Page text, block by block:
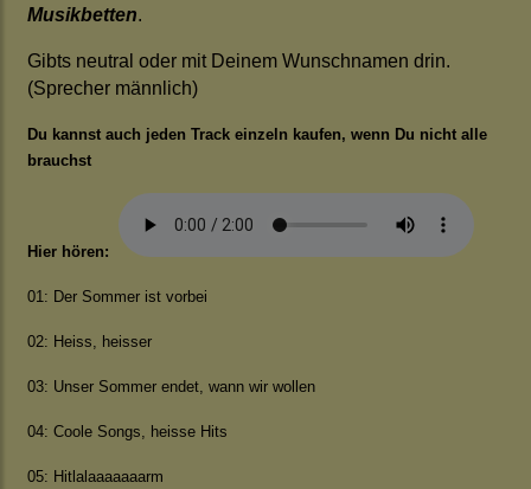
Musikbetten.
Gibts neutral oder mit Deinem Wunschnamen drin.
(Sprecher männlich)
Du kannst auch jeden Track einzeln kaufen, wenn Du nicht alle
brauchst
Hier hören:
01: Der Sommer ist vorbei
02: Heiss, heisser
03: Unser Sommer endet, wann wir wollen
04: Coole Songs, heisse Hits
05: Hitlalaaaaaaarm